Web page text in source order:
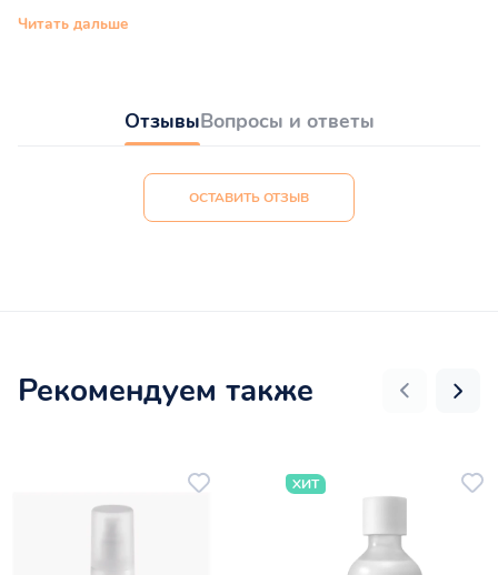
Читать дальше
ОтзывыВопросы и ответы
ОСТАВИТЬ ОТЗЫВ
Рекомендуем также
ХИТ